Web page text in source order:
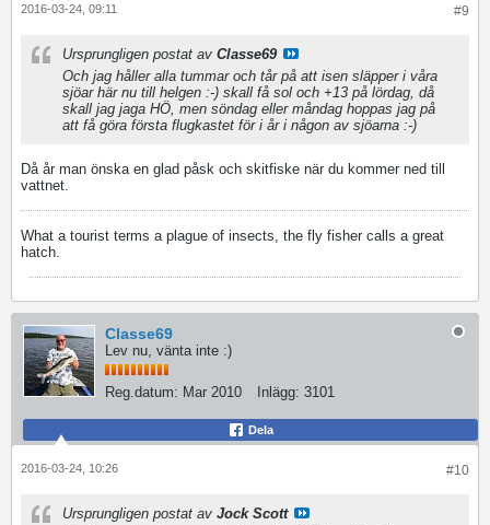
#9
2016-03-24, 09:11
Ursprungligen postat av Classe69
Och jag håller alla tummar och tår på att isen släpper i våra
sjöar här nu till helgen :-) skall få sol och +13 på lördag, då
skall jag jaga HÖ, men söndag eller måndag hoppas jag på
att få göra första flugkastet för i år i någon av sjöarna :-)
Då år man önska en glad påsk och skitfiske när du kommer ned till
vattnet.
What a tourist terms a plague of insects, the fly fisher calls a great
hatch.
Classe69
Lev nu, vänta inte :)
Reg.datum: Mar 2010 Inlägg: 3101
Dela
#10
2016-03-24, 10:26
Ursprungligen postat av Jock Scott